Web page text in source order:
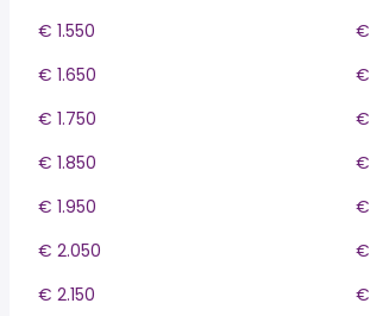
€ 1.550
€
€ 1.650
€
€ 1.750
€
€ 1.850
€
€ 1.950
€ 2.050
€
€ 2.150
€